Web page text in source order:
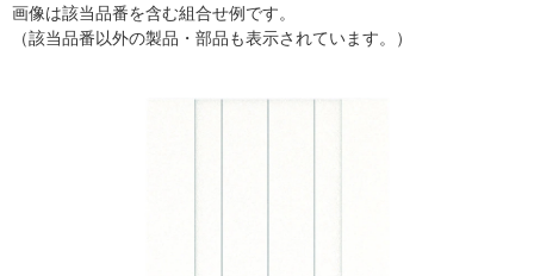
画像は該当品番を含む組合せ例です。
（該当品番以外の製品・部品も表示されています。）